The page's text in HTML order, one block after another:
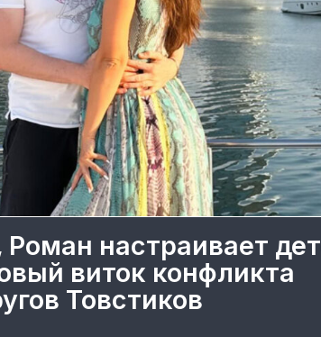
настраивает
виток конфликта
Товстиков